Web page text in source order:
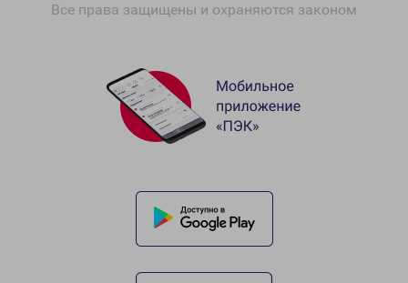
Все права защищены и охраняются законом